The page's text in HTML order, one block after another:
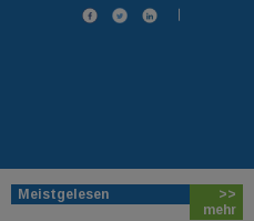
|
Meistgelesen
>>
mehr